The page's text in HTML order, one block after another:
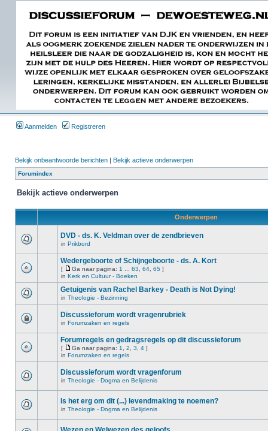
Aanmelden Registreren
Bekijk onbeantwoorde berichten | Bekijk actieve onderwerpen
Forumindex
Bekijk actieve onderwerpen
Onderwerpen
DVD - ds. K. Veldman over de zendbrieven
in Prikbord
Wedergeboorte of Schijngeboorte - ds. A. Kort
[ Ga naar pagina: 1 63 64 65 ]
in Kerk en Cultuur - Boeken
Getuigenis van Rachel Barkey - Death is Not Dying!
in Theologie - Bezinning
Discussieforum wordt vragenrubriek
in Forumzaken en regels
Forumregels en gedragsregels op dit discussieforum
[ Ga naar pagina: 1 2 3 4 ]
in Forumzaken en regels
Discussieforum wordt vragenforum
in Theologie - Dogma en Belijdenis
Is het erg om dit (...) levendmaking te noemen?
in Theologie - Dogma en Belijdenis